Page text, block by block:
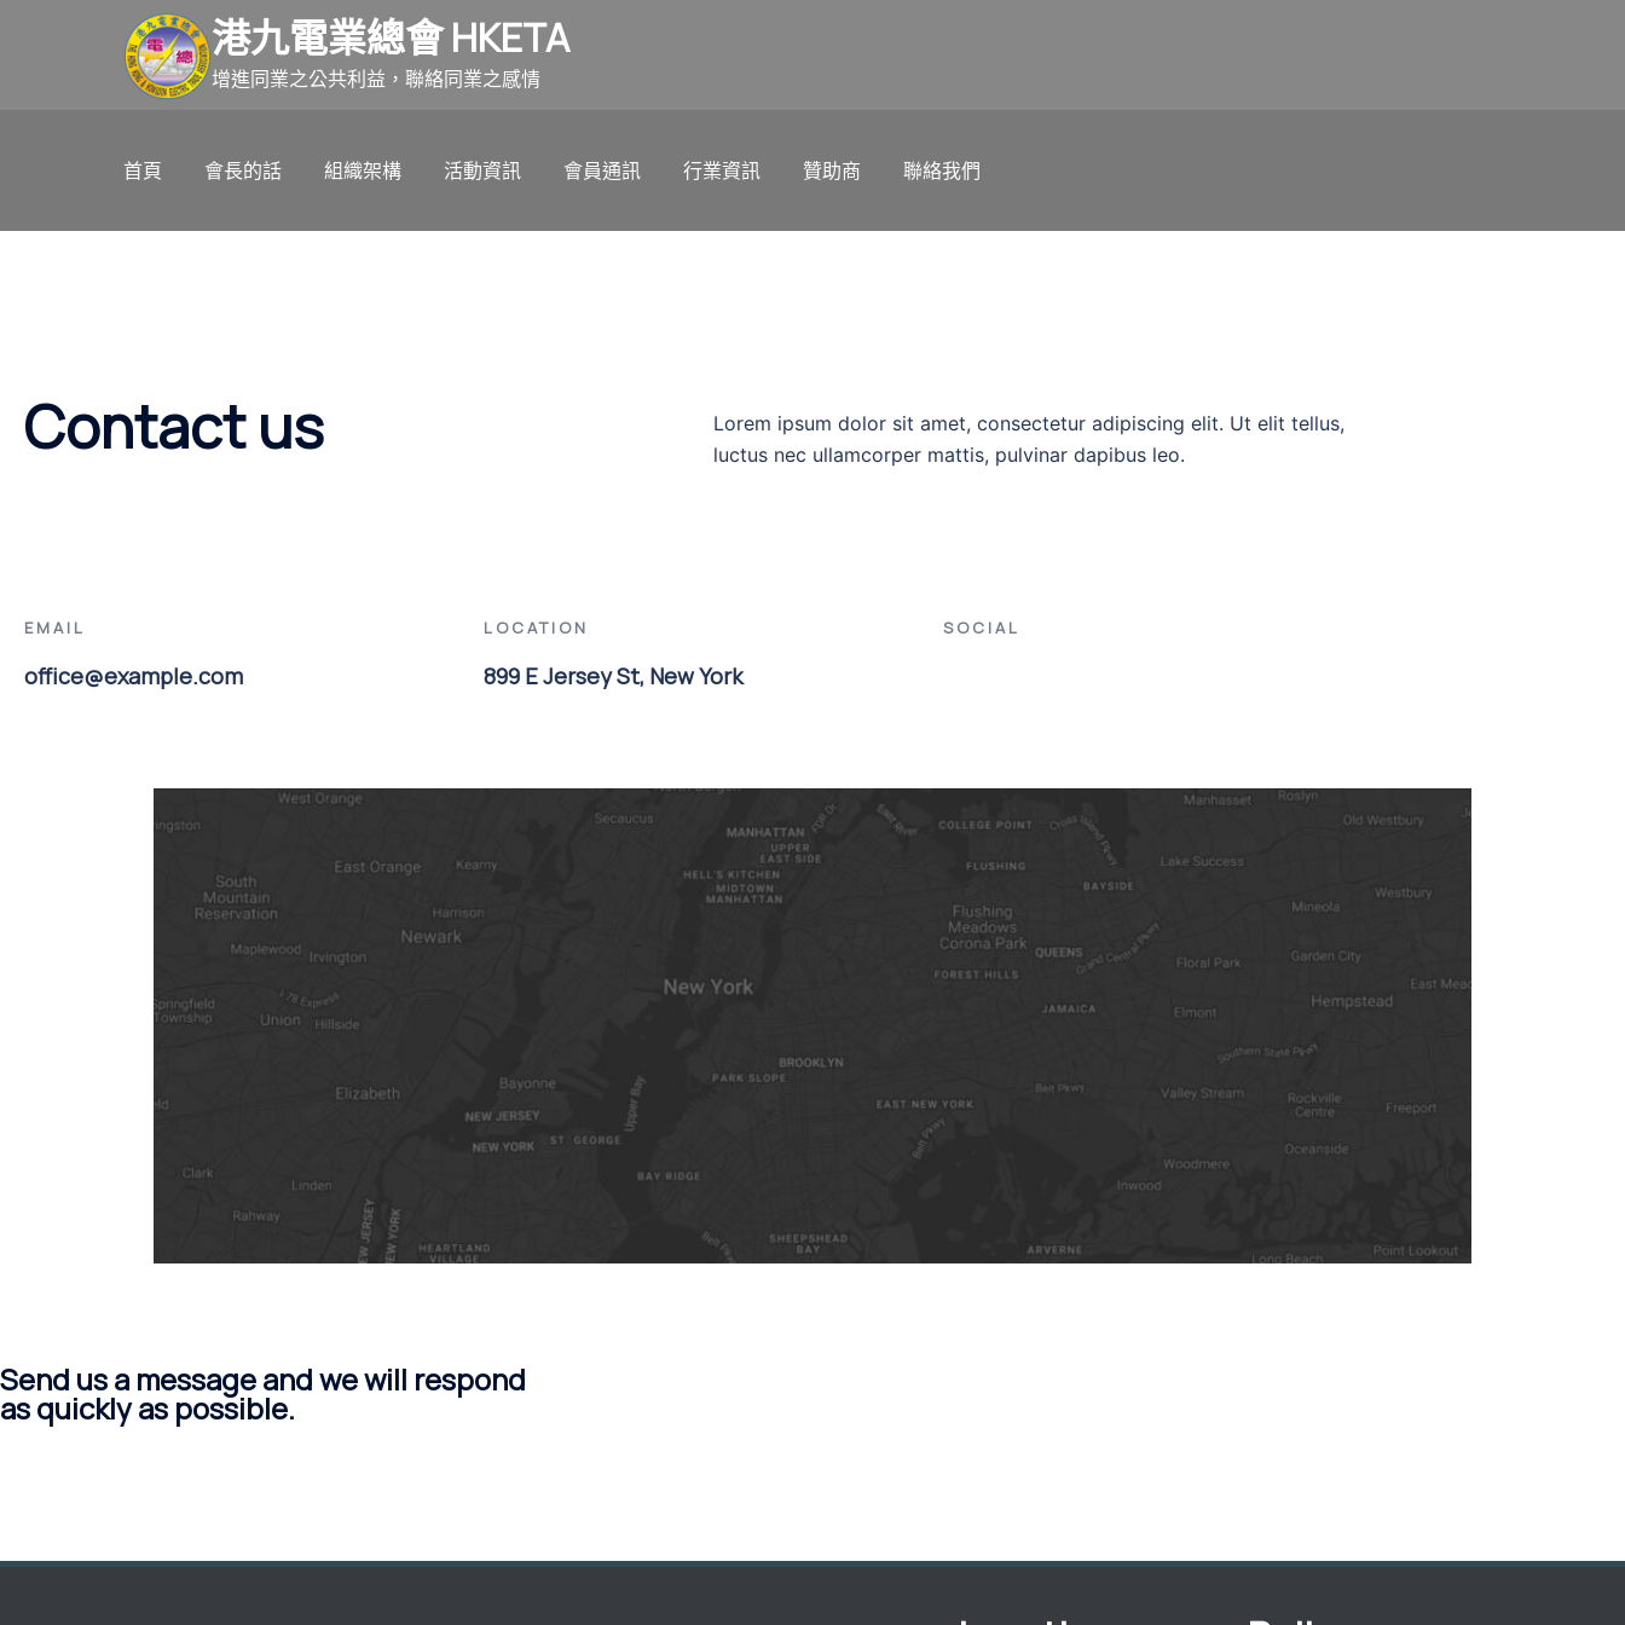
港九電業總會 HKETA
增進同業之公共利益，聯絡同業之感情
首頁 會長的話 組織架構 活動資訊 會員通訊 行業資訊 贊助商 聯絡我們
Contact us
Lorem ipsum dolor sit amet, consectetur adipiscing elit. Ut elit tellus,
luctus nec ullamcorper mattis, pulvinar dapibus leo.
EMAIL
office@example.com
LOCATION
899 E Jersey St, New York
SOCIAL
Send us a message and we will respond
as quickly as possible.